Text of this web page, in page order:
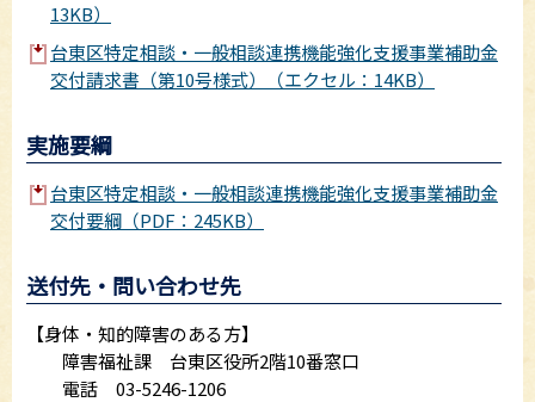
13KB）
台東区特定相談・一般相談連携機能強化支援事業補助金
交付請求書（第10号様式）（エクセル：14KB）
実施要綱
台東区特定相談・一般相談連携機能強化支援事業補助金
交付要綱（PDF：245KB）
送付先・問い合わせ先
【身体・知的障害のある方】
障害福祉課 台東区役所2階10番窓口
電話 03-5246-1206